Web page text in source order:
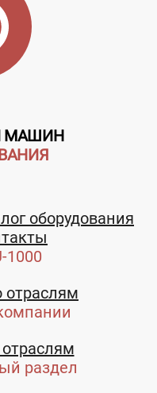
МАШИН
оборудования
1000
отраслям
раздел